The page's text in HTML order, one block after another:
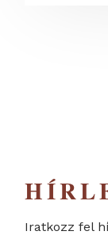
Iratkozz fel